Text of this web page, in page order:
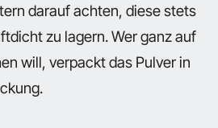
darauf achten, diese stets
zu lagern. Wer ganz auf
will, verpackt das Pulver in